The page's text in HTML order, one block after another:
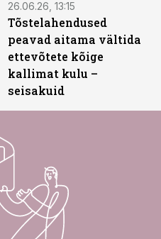
26.06.26, 13:15
Tõstelahendused
peavad aitama vältida
ettevõtete kõige
kallimat kulu –
seisakuid